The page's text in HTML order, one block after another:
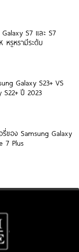
S7 และ S7
หรูหรามีระดับ
Galaxy S23+ VS
S22+ ปี 2023
ของ Samsung Galaxy
7 Plus